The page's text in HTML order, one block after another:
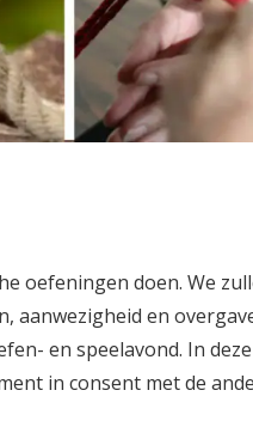
oefeningen doen. We
aanwezigheid en
en speelavond. In
in consent met de